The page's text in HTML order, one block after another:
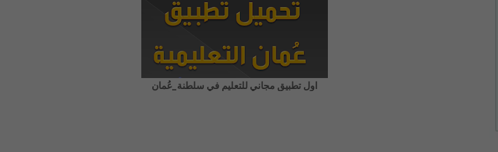
اول تطبيق مجاني للتعليم في سلطنة_عُمان